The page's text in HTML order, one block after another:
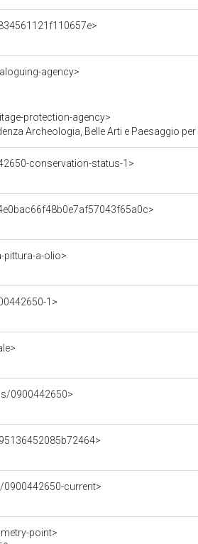
agency>
protection-agency>
Archeologia, Belle Arti e Paesaggio
conservation-status-1>
a-olio>
1>
0900442650>
current>
point>